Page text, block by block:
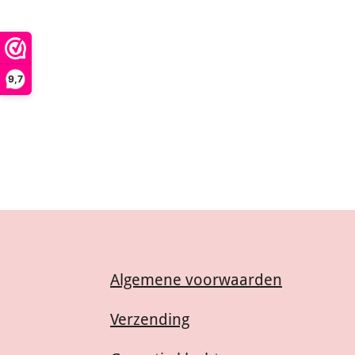
9,7
Algemene voorwaarden
Verzending